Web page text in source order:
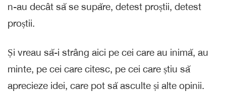
n-au decât să se supăre, detest proștii, detest
proștii.
Și vreau să-i strâng aici pe cei care au inimă, au
minte, pe cei care citesc, pe cei care știu să
aprecieze idei, care pot să asculte și alte opinii.